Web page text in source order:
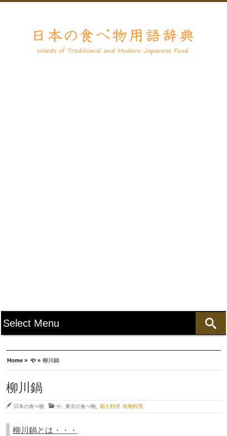
Home » や » 柳川鍋
柳川鍋
日本の食べ物 や 東京の食べ物 郷土料理 名物料理
柳川鍋とは・・・